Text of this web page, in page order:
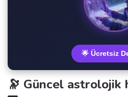
🌟 Ücretsiz
🔭 Güncel astrolojik